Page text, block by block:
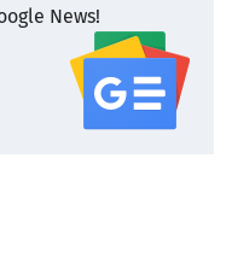
News!
serwisu